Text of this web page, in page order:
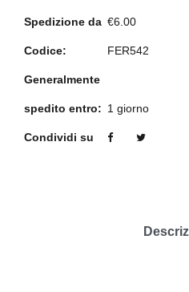
Spedizione da €6.00
Codice: FER542
Generalmente
spedito entro: 1 giorno
Condividi su